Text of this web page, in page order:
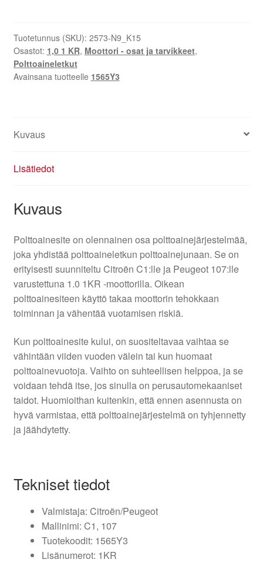
1565Y3
määrä
Tuotetunnus (SKU): 2573-N9_K15
Osastot: 1,0 1 KR, Moottori - osat ja tarvikkeet,
Polttoaineletkut
Avainsana tuotteelle 1565Y3
Kuvaus
Lisätiedot
Kuvaus
Polttoainesite on olennainen osa polttoainejärjestelmää,
joka yhdistää polttoaineletkun polttoainejunaan. Se on
erityisesti suunniteltu Citroën C1:lle ja Peugeot 107:lle
varustettuna 1.0 1KR -moottorilla. Oikean
polttoainesiteen käyttö takaa moottorin tehokkaan
toiminnan ja vähentää vuotamisen riskiä.
Kun polttoainesite kului, on suositeltavaa vaihtaa se
vähintään viiden vuoden välein tai kun huomaat
polttoainevuotoja. Vaihto on suhteellisen helppoa, ja se
voidaan tehdä itse, jos sinulla on perusautomekaaniset
taidot. Huomioithan kuitenkin, että ennen asennusta on
hyvä varmistaa, että polttoainejärjestelmä on tyhjennetty
ja jäähdytetty.
Tekniset tiedot
Valmistaja: Citroën/Peugeot
Mallinimi: C1, 107
Tuotekoodit: 1565Y3
Lisänumerot: 1KR